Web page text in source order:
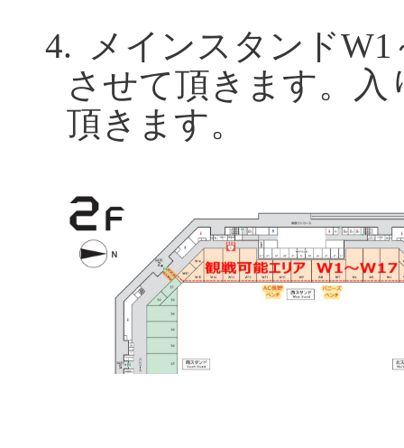
4.
メインスタンドW1
させて頂きます。入
頂きます。